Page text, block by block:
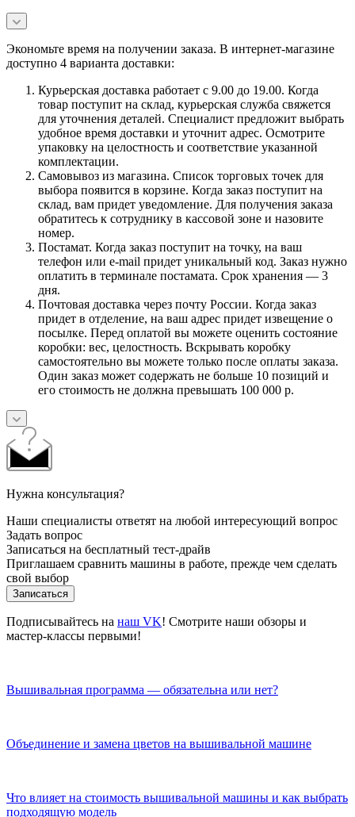
Экономьте время на получении заказа. В интернет-магазине
доступно 4 варианта доставки:
Курьерская доставка работает с 9.00 до 19.00. Когда
товар поступит на склад, курьерская служба свяжется
для уточнения деталей. Специалист предложит выбрать
удобное время доставки и уточнит адрес. Осмотрите
упаковку на целостность и соответствие указанной
комплектации.
Самовывоз из магазина. Список торговых точек для
выбора появится в корзине. Когда заказ поступит на
склад, вам придет уведомление. Для получения заказа
обратитесь к сотруднику в кассовой зоне и назовите
номер.
Постамат. Когда заказ поступит на точку, на ваш
телефон или e-mail придет уникальный код. Заказ нужно
оплатить в терминале постамата. Срок хранения — 3
дня.
Почтовая доставка через почту России. Когда заказ
придет в отделение, на ваш адрес придет извещение о
посылке. Перед оплатой вы можете оценить состояние
коробки: вес, целостность. Вскрывать коробку
самостоятельно вы можете только после оплаты заказа.
Один заказ может содержать не больше 10 позиций и
его стоимость не должна превышать 100 000 р.
Нужна консультация?
Наши специалисты ответят на любой интересующий вопрос
Задать вопрос
Записаться на бесплатный тест-драйв
Приглашаем сравнить машины в работе, прежде чем сделать
свой выбор
Записаться
Подписывайтесь на наш VK! Смотрите наши обзоры и
мастер-классы первыми!
Вышивальная программа — обязательна или нет?
Объединение и замена цветов на вышивальной машине
Что влияет на стоимость вышивальной машины и как выбрать
подходящую модель